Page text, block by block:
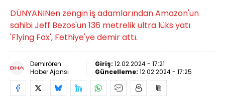
DÜNYANINen zengin iş adamlarından Amazon'un
sahibi Jeff Bezos'un 136 metrelik ultra lüks yatı
'Flying Fox', Fethiye'ye demir attı.
Demirören
Haber Ajansı
Giriş: 12.02.2024 - 17:21
Güncelleme: 12.02.2024 - 17:25